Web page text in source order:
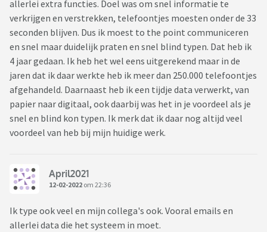
allerlei extra functies. Doel was om snel informatie te
verkrijgen en verstrekken, telefoontjes moesten onder de 33
seconden blijven. Dus ik moest to the point communiceren
en snel maar duidelijk praten en snel blind typen. Dat heb ik
4 jaar gedaan. Ik heb het wel eens uitgerekend maar in de
jaren dat ik daar werkte heb ik meer dan 250.000 telefoontjes
afgehandeld. Daarnaast heb ik een tijdje data verwerkt, van
papier naar digitaal, ook daarbij was het in je voordeel als je
snel en blind kon typen. Ik merk dat ik daar nog altijd veel
voordeel van heb bij mijn huidige werk.
April2021
12-02-2022 om 22:36
Ik type ook veel en mijn collega's ook. Vooral emails en
allerlei data die het systeem in moet.